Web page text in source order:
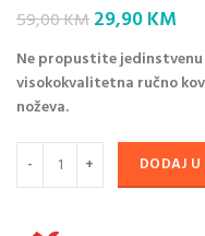
59,00KMOriginal
was:
59,00 KM.
29,90KM
is:
Ne propustite
visokokvalitetna ručno
noževa.
DODAJ U